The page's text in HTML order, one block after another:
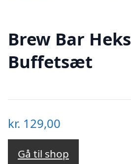
Brew Bar Heks
Buffetsæt
kr. 129,00
Gå til shop